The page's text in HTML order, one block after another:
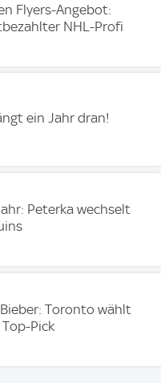
Flyers-Angebot:
NHL-Profi
ein Jahr dran!
Peterka wechselt
Toronto wählt
Pick